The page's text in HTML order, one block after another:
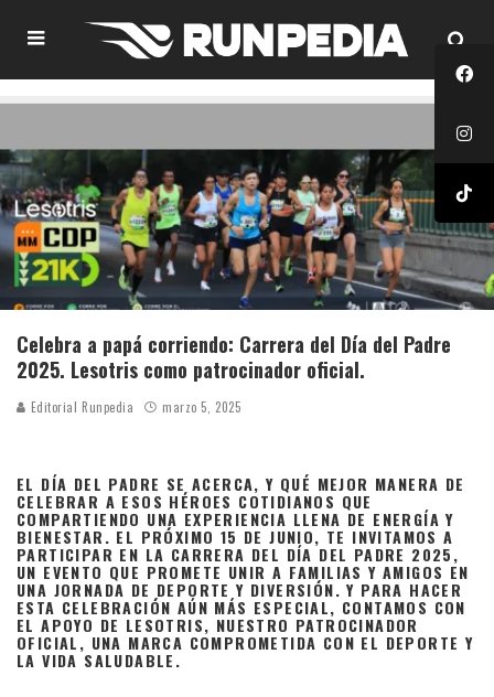
Celebra a papá corriendo: Carrera del Día del Padre
2025. Lesotris como patrocinador oficial.
Editorial Runpedia marzo 5, 2025
EL DÍA DEL PADRE SE ACERCA, Y QUÉ MEJOR MANERA DE
CELEBRAR A ESOS HÉROES COTIDIANOS QUE
COMPARTIENDO UNA EXPERIENCIA LLENA DE ENERGÍA Y
BIENESTAR. EL PRÓXIMO 15 DE JUNIO, TE INVITAMOS A
PARTICIPAR EN LA CARRERA DEL DÍA DEL PADRE 2025,
UN EVENTO QUE PROMETE UNIR A FAMILIAS Y AMIGOS EN
UNA JORNADA DE DEPORTE Y DIVERSIÓN. Y PARA HACER
ESTA CELEBRACIÓN AÚN MÁS ESPECIAL, CONTAMOS CON
EL APOYO DE LESOTRIS, NUESTRO PATROCINADOR
OFICIAL, UNA MARCA COMPROMETIDA CON EL DEPORTE Y
LA VIDA SALUDABLE.